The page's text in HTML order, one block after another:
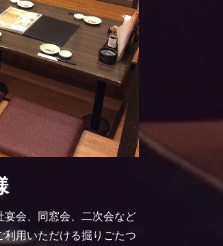
宴会、同窓会、二次会など
用いただける掘りごたつ